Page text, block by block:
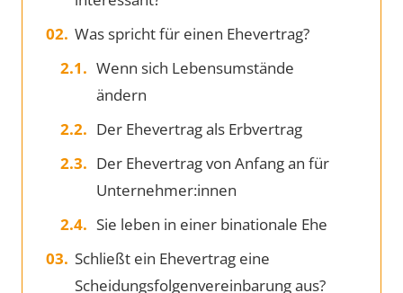
Was spricht für einen Ehevertrag?
Wenn sich Lebensumstände
ändern
Der Ehevertrag als Erbvertrag
Der Ehevertrag von Anfang an für
Unternehmer:innen
Sie leben in einer binationale Ehe
Schließt ein Ehevertrag eine
Scheidungsfolgenvereinbarung aus?